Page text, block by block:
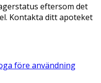
eftersom det
Kontakta ditt apoteket
före användning